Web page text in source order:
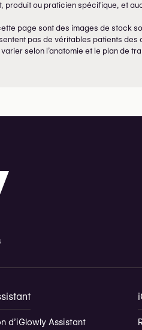
produit ou praticien spécifique, et
page sont des images de stock
pas de véritables patients des
selon l’anatomie et le plan de
d’iGlowly Assistant